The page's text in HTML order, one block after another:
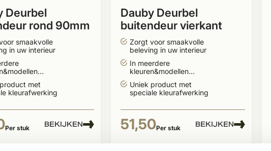
Deurbel
rond 90mm
smaakvolle
in uw interieur
met
kleurafwerking
Per stuk BEKIJKEN
Dauby Deurbel
buitendeur vierkant
Zorgt voor smaakvolle
beleving in uw interieur
In meerdere
kleuren&modellen
Uniek product met
speciale kleurafwerking
51,50Per stuk BEKIJKEN